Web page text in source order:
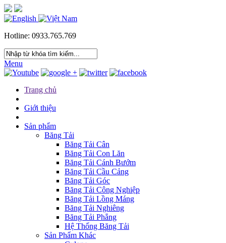
Hotline: 0933.765.769
Menu
Trang chủ
Giới thiệu
Sản phẩm
Băng Tải
Băng Tải Cân
Băng Tải Con Lăn
Băng Tải Cánh Bướm
Băng Tải Cầu Cảng
Băng Tải Góc
Băng Tải Công Nghiệp
Băng Tải Lồng Máng
Băng Tải Nghiêng
Băng Tải Phẳng
Hệ Thống Băng Tải
Sản Phẩm Khác